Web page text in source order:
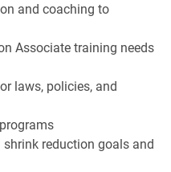
and coaching to
Associate training needs
laws, policies, and
reduction goals and